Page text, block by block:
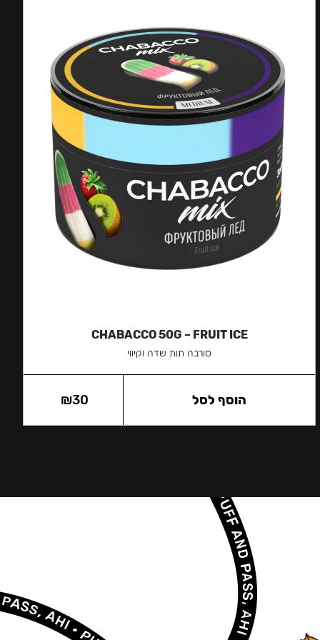
CHABACCO 50G – FRUIT ICE
סורבה תות שדה וקיווי
₪30 הוסף לסל